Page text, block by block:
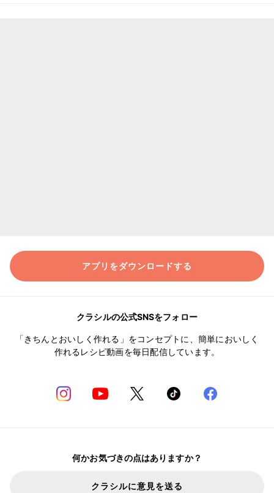
アプリをダウンロードする
クラシルの公式SNSをフォロー
「きちんとおいしく作れる」をコンセプトに、簡単においしく
作れるレシピ動画を毎日配信しています。
何かお気づきの点はありますか？
クラシルに意見を送る